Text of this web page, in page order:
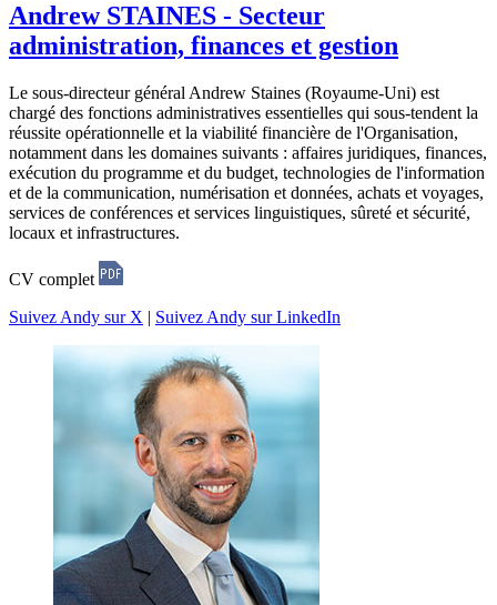
Andrew STAINES - Secteur
administration, finances et gestion
Le sous-directeur général Andrew Staines (Royaume-Uni) est
chargé des fonctions administratives essentielles qui sous-tendent la
réussite opérationnelle et la viabilité financière de l'Organisation,
notamment dans les domaines suivants : affaires juridiques, finances,
exécution du programme et du budget, technologies de l'information
et de la communication, numérisation et données, achats et voyages,
services de conférences et services linguistiques, sûreté et sécurité,
locaux et infrastructures.
CV complet
Suivez Andy sur X | Suivez Andy sur LinkedIn